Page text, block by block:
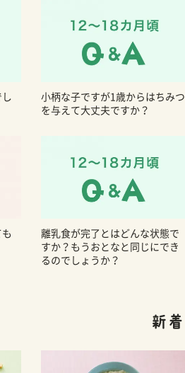
小柄な子ですが1歳からはちみつ
を与えて大丈夫ですか？
離乳食が完了とはどんな状態で
すか？もうおとなと同じにでき
るのでしょうか？